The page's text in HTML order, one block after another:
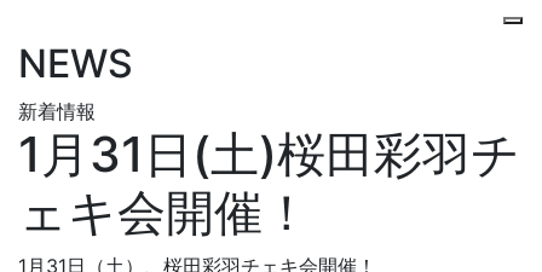
NEWS
新着情報
1月31日(土)桜田彩羽チ
ェキ会開催！
1月31日（土）、桜田彩羽チェキ会開催！